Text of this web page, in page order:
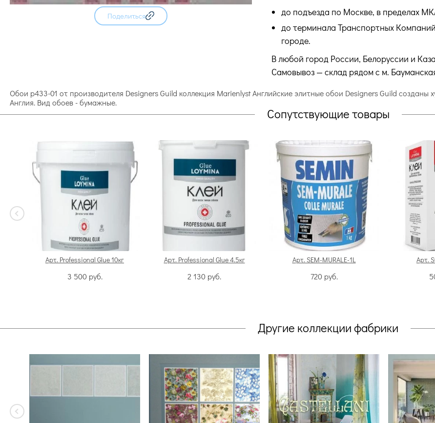
Поделиться
до подъезда по Москве, в пределах
до терминала Транспортных
городе.
В любой город России, Белоруссии и
Самовывоз — склад рядом с м.
Обои p433-01 от производителя Designers Guild коллекция Marienlyst Английские элитные обои Designers Guild
Англия. Вид обоев - бумажные.
Сопутствующие товары
Арт. Professional Glue 10кг
3 500 руб.
Арт. Professional Glue 4.5кг
2 130 руб.
Арт. SEM-MURALE-1L
720 руб.
Арт.
Другие коллекции фабрики